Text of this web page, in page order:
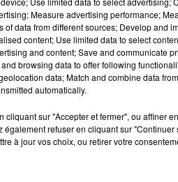
et érudit du vin, vous
du « toucher de bouche
! Concept initié par
toute nouvelle approche de la
se concentre sur
et la salivation :
Jacky Rigaux a publié
une thématique bien
tactiles perçues
Measure advertising performance;
of data from different sources; Develop and
content; Use limited data to select
and content; Save and communicate
browsing data to offer following
data; Match and combine data
automatically.
cliquant sur "Accepter et fermer", ou affiner
également refuser en cliquant sur
à jour vos choix, ou retirer votre